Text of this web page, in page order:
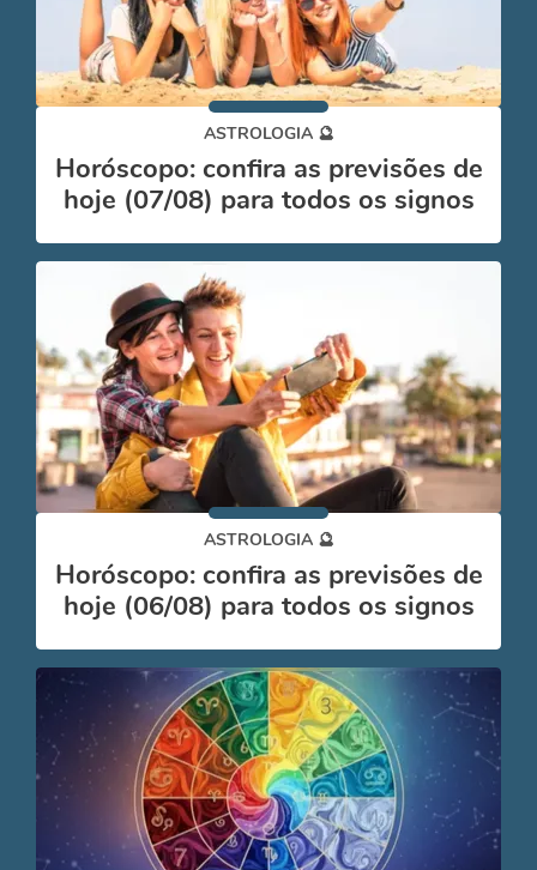
ASTROLOGIA 🔮
Horóscopo: confira as previsões de
hoje (07/08) para todos os signos
ASTROLOGIA 🔮
Horóscopo: confira as previsões de
hoje (06/08) para todos os signos